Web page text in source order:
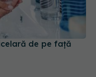
de pe față